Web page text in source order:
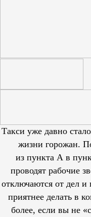
Такси уже давно
жизни горожан.
из пункта А в
проводят рабочие
отключаются от дел и
приятнее делать в
более, если вы не